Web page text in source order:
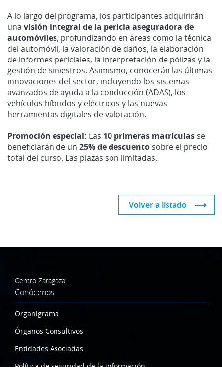
A lo largo del programa, los participantes adquirirán
una visión integral de la pericia aseguradora de
automóviles, profundizando en áreas como la técnica
del automóvil, la valoración de daños, la elaboración
de informes periciales, la interpretación de pólizas y la
gestión de siniestros. Asimismo, conocerán las últimas
innovaciones del sector, incluyendo los sistemas
avanzados de ayuda a la conducción (ADAS), los
vehículos híbridos y eléctricos y las nuevas
herramientas digitales de valoración.
Promoción especial: Las 10 primeras matrículas se
beneficiarán de un 25% de descuento sobre el precio
total del curso. Las plazas son limitadas.
Volver a listado
Centro Zaragoza
Conócenos
Organigrama
Órganos Consultivos
Entidades Asociadas